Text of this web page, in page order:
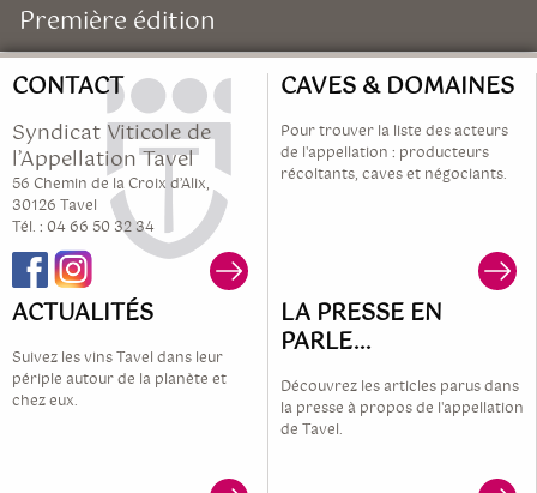
Première édition
CONTACT
Syndicat Viticole de
l’Appellation Tavel
56 Chemin de la Croix d’Alix,
30126 Tavel
Tél. : 04 66 50 32 34
CAVES & DOMAINES
Pour trouver la liste des acteurs
de l'appellation : producteurs
récoltants, caves et négociants.
ACTUALITÉS
Suivez les vins Tavel dans leur
périple autour de la planète et
chez eux.
LA PRESSE EN
PARLE...
Découvrez les articles parus dans
la presse à propos de l'appellation
de Tavel.